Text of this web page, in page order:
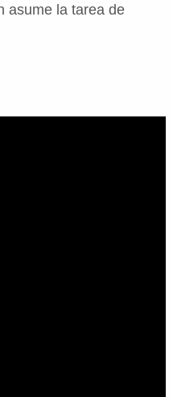
asume la tarea de